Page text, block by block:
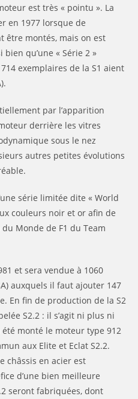
est très « pointu ». La
en 1977 lorsque de
être montés, mais on est
qu’une « Série 2 »
exemplaires de la S1 aient
par l’apparition
derrière les vitres
sous le nez
autres petites évolutions
série limitée dite « World
couleurs noir et or afin de
Monde de F1 du Team
et sera vendue à 1060
auxquels il faut ajouter 147
En fin de production de la S2
S2.2 : il s’agit ni plus ni
été monté le moteur type 912
aux Elite et Eclat S2.2.
châssis en acier est
d’une bien meilleure
seront fabriquées, dont